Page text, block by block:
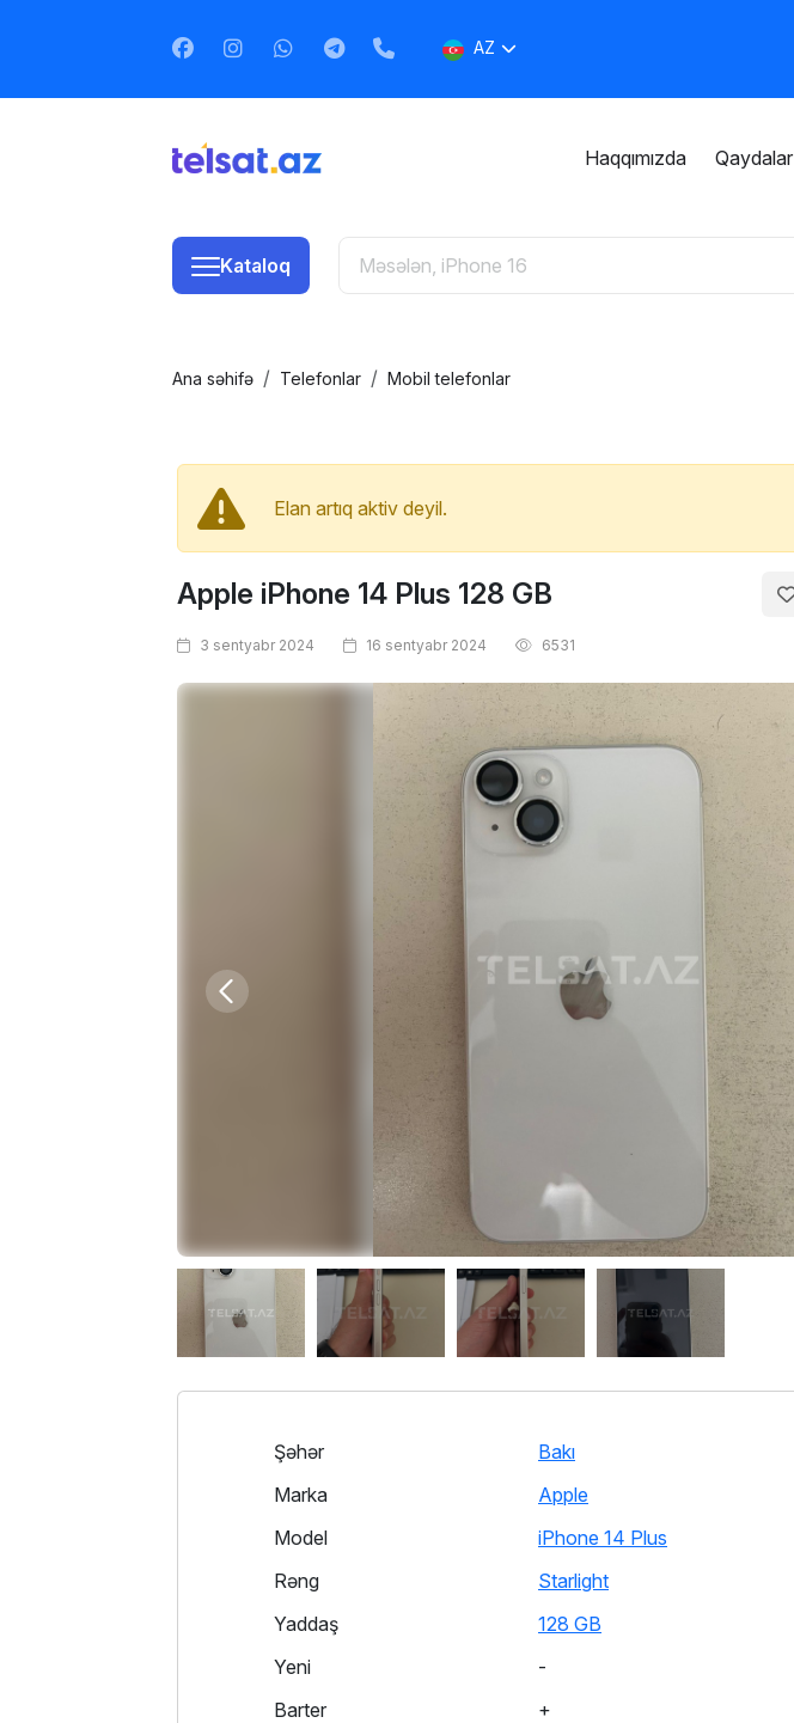
AZ
Haqqımızda Qaydalar
Kataloq
Ana səhifə Telefonlar Mobil telefonlar
Elan artıq aktiv deyil.
Apple iPhone 14 Plus 128 GB
3 sentyabr 2024 16 sentyabr 2024 6531
Şəhər
Bakı
Marka
Apple
Model
iPhone 14 Plus
Rəng
Starlight
Yaddaş
128 GB
Yeni
-
Barter
+